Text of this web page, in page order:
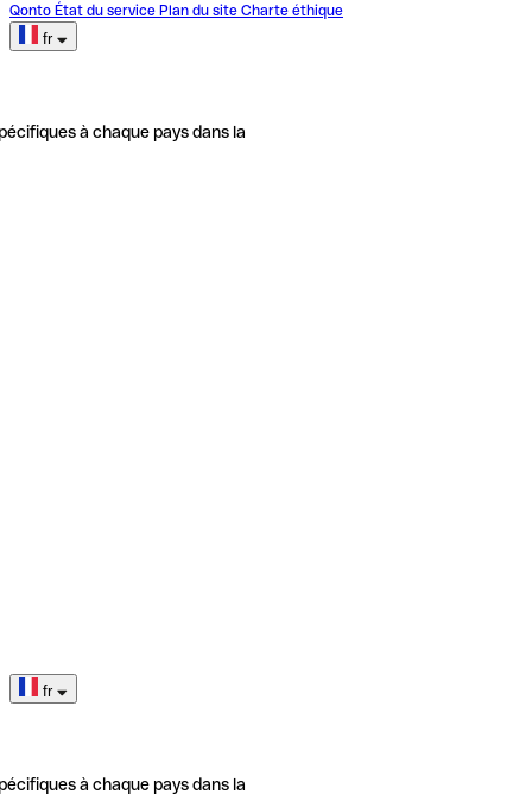
Qonto État du service Plan du site Charte éthique
fr
à chaque pays dans la
fr
à chaque pays dans la